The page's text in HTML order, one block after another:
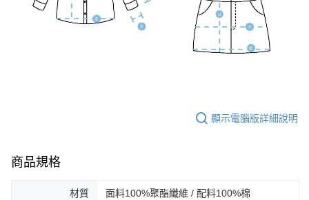
顯示電腦版詳細說明
商品規格
材質 面料100%聚酯纖維 / 配料100%棉